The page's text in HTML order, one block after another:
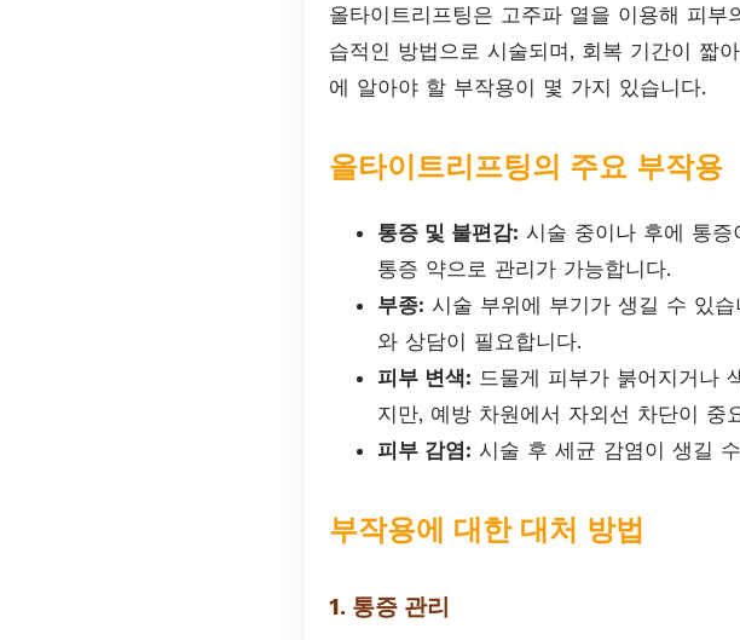
올타이트리프팅은 고주파 열을 이용해 피
습적인 방법으로 시술되며, 회복 기간이 짧
에 알아야 할 부작용이 몇 가지 있습니다.
올타이트리프팅의 주요 부작용
통증 및 불편감: 시술 중이나 후에 통
통증 약으로 관리가 가능합니다.
부종: 시술 부위에 부기가 생길 수 있
와 상담이 필요합니다.
피부 변색: 드물게 피부가 붉어지거나
지만, 예방 차원에서 자외선 차단이 중
피부 감염: 시술 후 세균 감염이 생길
부작용에 대한 대처 방법
1. 통증 관리